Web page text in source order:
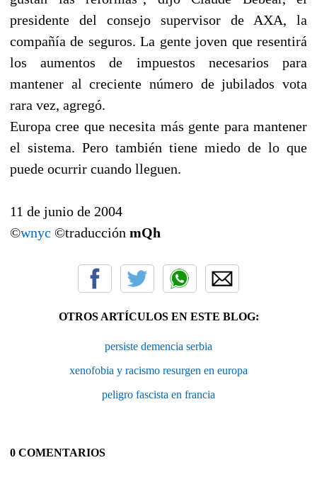
presidente del consejo supervisor de AXA, la
compañía de seguros. La gente joven que resentirá
los aumentos de impuestos necesarios para
mantener al creciente número de jubilados vota
rara vez, agregó.
Europa cree que necesita más gente para mantener
el sistema. Pero también tiene miedo de lo que
puede ocurrir cuando lleguen.
11 de junio de 2004
©wnyc ©traducción mQh
OTROS ARTÍCULOS EN ESTE BLOG:
persiste demencia serbia
xenofobia y racismo resurgen en europa
peligro fascista en francia
0 COMENTARIOS